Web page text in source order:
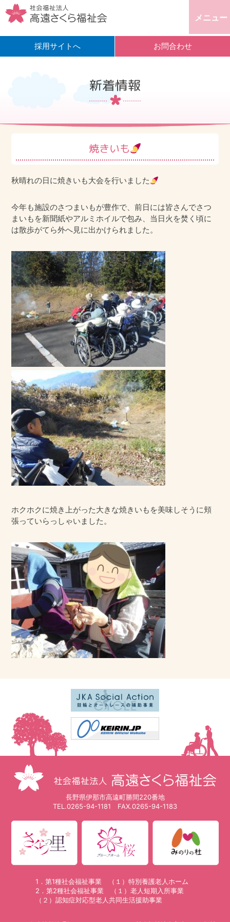
採用サイトへ お問合わせ
メニュー
新着情報
焼きいも
秋晴れの日に焼きいも大会を行いました
今年も施設のさつまいもが豊作で、前日には皆さんでさつ
まいもを新聞紙やアルミホイルで包み、当日火を焚く頃に
は散歩がてら外へ見に出かけられました。
ホクホクに焼き上がった大きな焼きいもを美味しそうに頬
張っていらっしゃいました。
長野県伊那市高遠町勝間220番地
TEL.0265-94-1181 FAX.0265-94-1183
1．第1種社会福祉事業 （１）特別養護老人ホーム
2．第2種社会福祉事業 （１）老人短期入所事業
（２）認知症対応型老人共同生活援助事業